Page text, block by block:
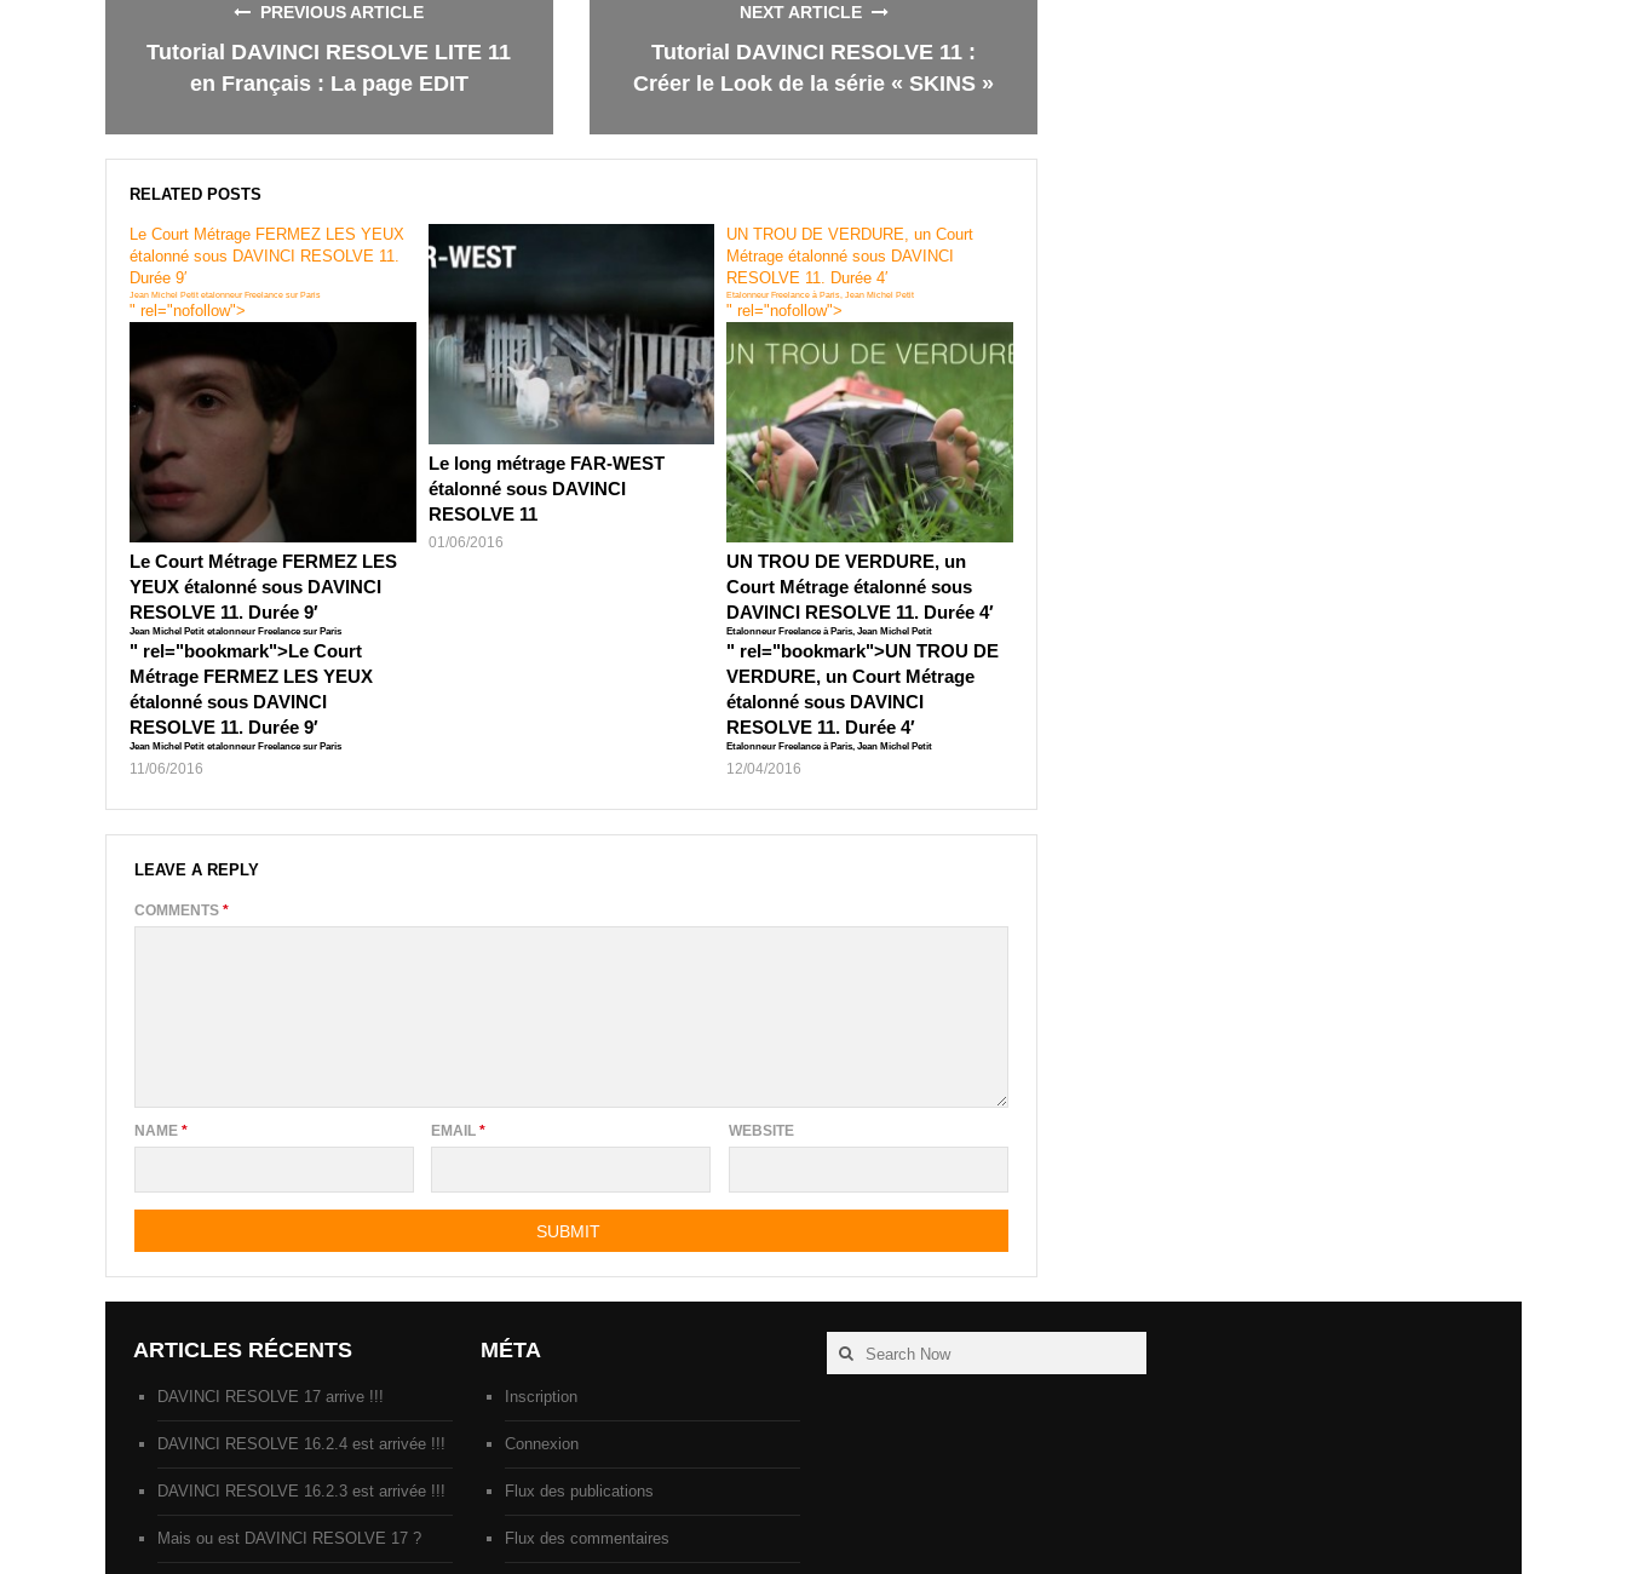
PREVIOUS ARTICLE
Tutorial DAVINCI RESOLVE LITE 11
en Français : La page EDIT
NEXT ARTICLE
Tutorial DAVINCI RESOLVE 11 :
Créer le Look de la série « SKINS »
RELATED POSTS
Le Court Métrage FERMEZ LES YEUX
étalonné sous DAVINCI RESOLVE 11.
Durée 9′
Jean Michel Petit etalonneur Freelance sur Paris
" rel="nofollow">
Le Court Métrage FERMEZ LES
YEUX étalonné sous DAVINCI
RESOLVE 11. Durée 9′
Jean Michel Petit etalonneur Freelance sur Paris
" rel="bookmark">Le Court
Métrage FERMEZ LES YEUX
étalonné sous DAVINCI
RESOLVE 11. Durée 9′
Jean Michel Petit etalonneur Freelance sur Paris
11/06/2016
Le long métrage FAR-WEST
étalonné sous DAVINCI
RESOLVE 11
01/06/2016
UN TROU DE VERDURE, un Court
Métrage étalonné sous DAVINCI
RESOLVE 11. Durée 4′
Etalonneur Freelance à Paris, Jean Michel Petit
" rel="nofollow">
UN TROU DE VERDURE, un
Court Métrage étalonné sous
DAVINCI RESOLVE 11. Durée 4′
Etalonneur Freelance à Paris, Jean Michel Petit
" rel="bookmark">UN TROU DE
VERDURE, un Court Métrage
étalonné sous DAVINCI
RESOLVE 11. Durée 4′
Etalonneur Freelance à Paris, Jean Michel Petit
12/04/2016
LEAVE A REPLY
COMMENTS*
NAME* EMAIL* WEBSITE
ARTICLES RÉCENTS
DAVINCI RESOLVE 17 arrive !!!
DAVINCI RESOLVE 16.2.4 est arrivée !!!
DAVINCI RESOLVE 16.2.3 est arrivée !!!
Mais ou est DAVINCI RESOLVE 17 ?
MÉTA
Inscription
Connexion
Flux des publications
Flux des commentaires
Search
for:
Search